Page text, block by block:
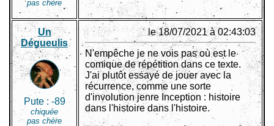
pas chère
Un
Dégueulis
Pute : -89
chiquée
pas chère
le 18/07/2021 à 02:43:03
N'empêche je ne vois pas où est le
comique de répétition dans ce texte.
J'ai plutôt essayé de jouer avec la
récurrence, comme une sorte
d'involution jenre Inception : histoire
dans l'histoire dans l'histoire.